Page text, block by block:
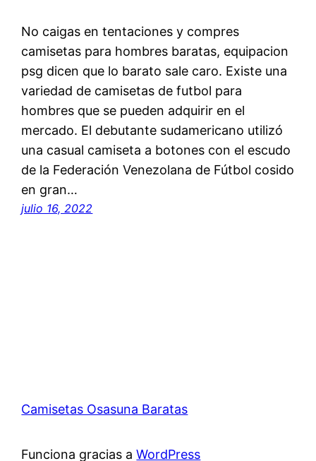
No caigas en tentaciones y compres
camisetas para hombres baratas, equipacion
psg dicen que lo barato sale caro. Existe una
variedad de camisetas de futbol para
hombres que se pueden adquirir en el
mercado. El debutante sudamericano utilizó
una casual camiseta a botones con el escudo
de la Federación Venezolana de Fútbol cosido
en gran…
julio 16, 2022
Camisetas Osasuna Baratas
Funciona gracias aWordPress